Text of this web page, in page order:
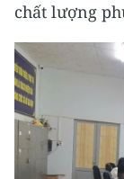
chất lượng